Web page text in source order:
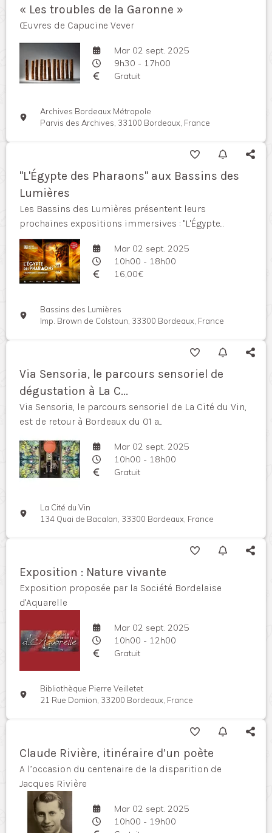
« Les troubles de la Garonne »
Œuvres de Capucine Vever
Mar 02 sept. 2025
9h30 - 17h00
Gratuit
Archives Bordeaux Métropole
Parvis des Archives, 33100 Bordeaux, France
"L'Égypte des Pharaons" aux Bassins des
Lumières
Les Bassins des Lumières présentent leurs
prochaines expositions immersives : "L'Égypte...
Mar 02 sept. 2025
10h00 - 18h00
16,00€
Bassins des Lumières
Imp. Brown de Colstoun, 33300 Bordeaux, France
Via Sensoria, le parcours sensoriel de
dégustation à La C...
Via Sensoria, le parcours sensoriel de La Cité du Vin,
est de retour à Bordeaux du 01 a...
Mar 02 sept. 2025
10h00 - 18h00
Gratuit
La Cité du Vin
134 Quai de Bacalan, 33300 Bordeaux, France
Exposition : Nature vivante
Exposition proposée par la Société Bordelaise
d'Aquarelle
Mar 02 sept. 2025
10h00 - 12h00
Gratuit
Bibliothèque Pierre Veilletet
21 Rue Domion, 33200 Bordeaux, France
Claude Rivière, itinéraire d’un poète
A l’occasion du centenaire de la disparition de
Jacques Rivière
Mar 02 sept. 2025
10h00 - 19h00